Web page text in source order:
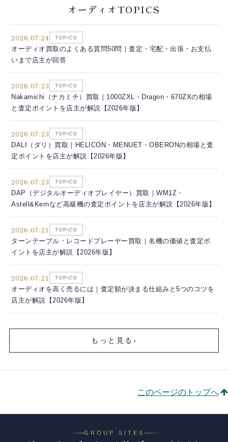
オーディオTOPICS
2026.07.24 TOPICS
オーディオ買取のよくある質問50問｜査定・宅配・出張・お支払
いまで店主が回答
2026.07.23 TOPICS
Nakamichi（ナカミチ）買取｜1000ZXL・Dragon・670ZXの相場
と査定ポイントを店主が解説【2026年版】
2026.07.23 TOPICS
DALI（ダリ）買取｜HELICON・MENUET・OBERONの相場と査
定ポイントを店主が解説【2026年版】
2026.07.23 TOPICS
DAP（デジタルオーディオプレイヤー）買取｜WM1Z・
Astell&Kernなど高級機の査定ポイントを店主が解説【2026年版】
2026.07.21 TOPICS
ターンテーブル・レコードプレーヤー買取｜名機の価値と査定ポ
イントを店主が解説【2026年版】
2026.07.21 TOPICS
オーディオを高く売るには｜査定額が決まる仕組みと5つのコツを
店主が解説【2026年版】
もっと見る ›
このページのトップへ
GROUP SITES